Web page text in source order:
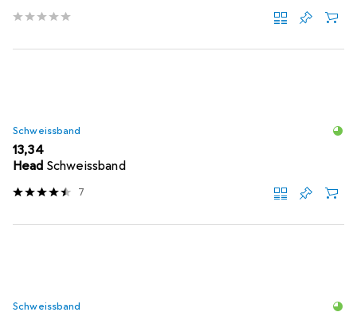
Schweissband
EUR
13,34
Head Schweissband
7
Schweissband